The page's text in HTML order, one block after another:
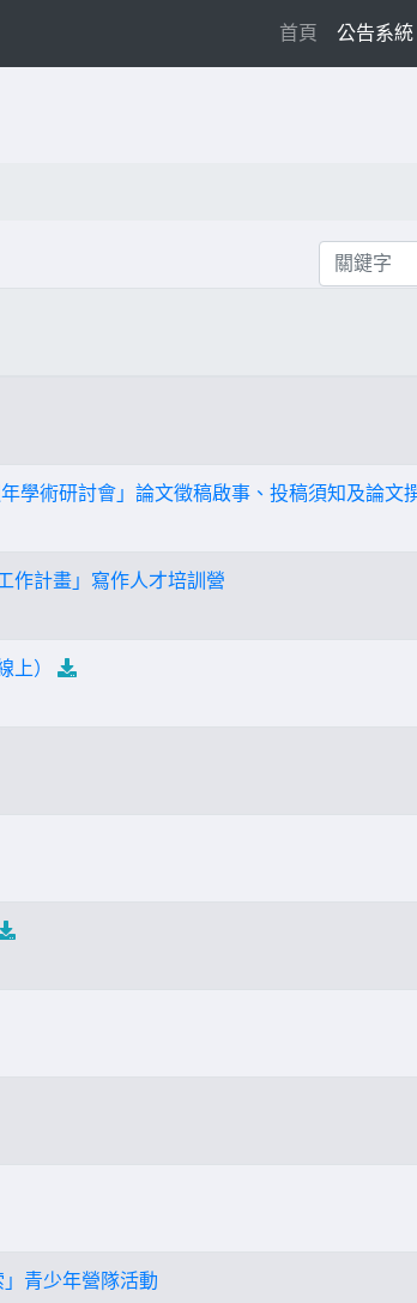
首頁 (current)
公告系統
學術研討會」論文徵稿啟事、投稿須知及論文
作計畫」寫作人才培訓營
上）
青少年營隊活動